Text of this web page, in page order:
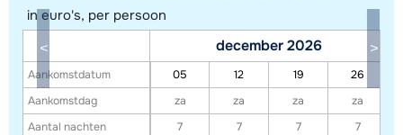
Afstand tot skibushalte
100 meter
Bekijk kaart
in euro's, per persoon
Aankomstdatum
Aankomstdag
Aantal nachten
december 2026
05 12 19
26
za
za za
za
7
7 7
7